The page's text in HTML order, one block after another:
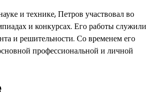
и технике, Петров участвовал во
и конкурсах. Его работы служили
и решительности. Со временем его
профессиональной и личной